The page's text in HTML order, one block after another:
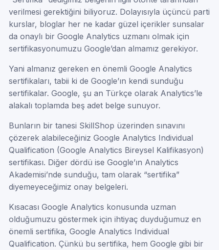
verilmesi gerektiğini biliyoruz. Dolayısıyla üçüncü parti
kurslar, bloglar her ne kadar güzel içerikler sunsalar
da onaylı bir Google Analytics uzmanı olmak için
sertifikasyonumuzu Google’dan almamız gerekiyor.
Yani almanız gereken en önemli Google Analytics
sertifikaları, tabii ki de Google’ın kendi sunduğu
sertifikalar. Google, şu an Türkçe olarak Analytics’le
alakalı toplamda beş adet belge sunuyor.
Bunların bir tanesi SkillShop üzerinden sınavını
çözerek alabileceğiniz Google Analytics Individual
Qualification (Google Analytics Bireysel Kalifikasyon)
sertifikası. Diğer dördü ise Google’ın Analytics
Akademisi’nde sunduğu, tam olarak “sertifika”
diyemeyeceğimiz onay belgeleri.
Kısacası Google Analytics konusunda uzman
olduğumuzu göstermek için ihtiyaç duyduğumuz en
önemli sertifika, Google Analytics Individual
Qualification. Çünkü bu sertifika, hem Google gibi bir